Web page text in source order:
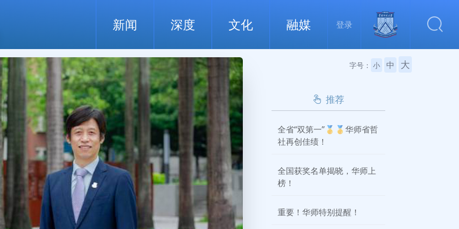
新闻 深度 文化 融媒 登录
字号： 小 中 大
推荐
全省“双第一”🥇🥇华师省哲
社再创佳绩！
全国获奖名单揭晓，华师上
榜！
重要！华师特别提醒！